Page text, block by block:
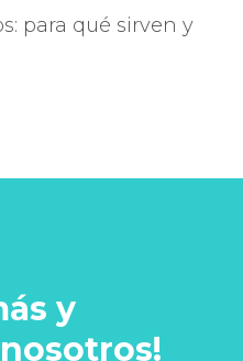
para qué sirven y
y